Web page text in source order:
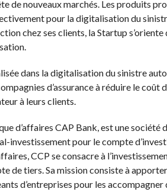
de nouveaux marchés. Les produits
pour la digitalisation du
chez ses clients, la Startup s’oriente
dans la digitalisation du sinistre
d’assurance à réduire le
à leurs clients.
d’affaires CAP Bank, est une société
investissement pour le compte
CCP se consacre à
de tiers. Sa mission consiste à
d’entreprises pour les